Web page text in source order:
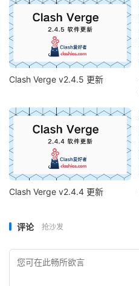
Clash Verge v2.4.5 更新
Clash Verge v2.4.4 更新
评论 抢沙发